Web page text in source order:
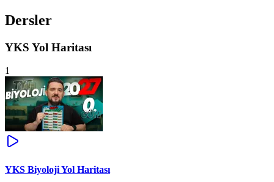
Dersler
YKS Yol Haritası
1
YKS Biyoloji Yol Haritası